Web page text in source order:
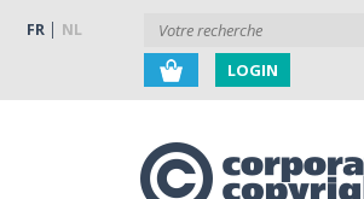
FR NL
LOGIN